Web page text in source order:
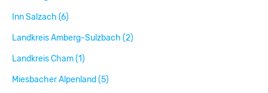
Inn Salzach (6)
Landkreis Amberg-Sulzbach (2)
Landkreis Cham (1)
Miesbacher Alpenland (5)